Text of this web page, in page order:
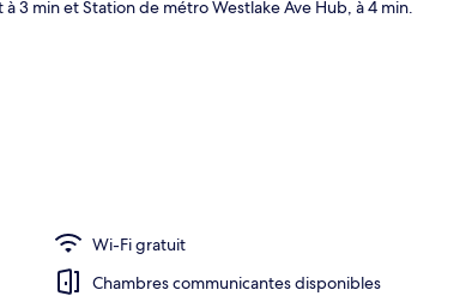
3 min et Station de métro Westlake Ave Hub, à 4 min.
Wi-Fi gratuit
Chambres communicantes disponibles